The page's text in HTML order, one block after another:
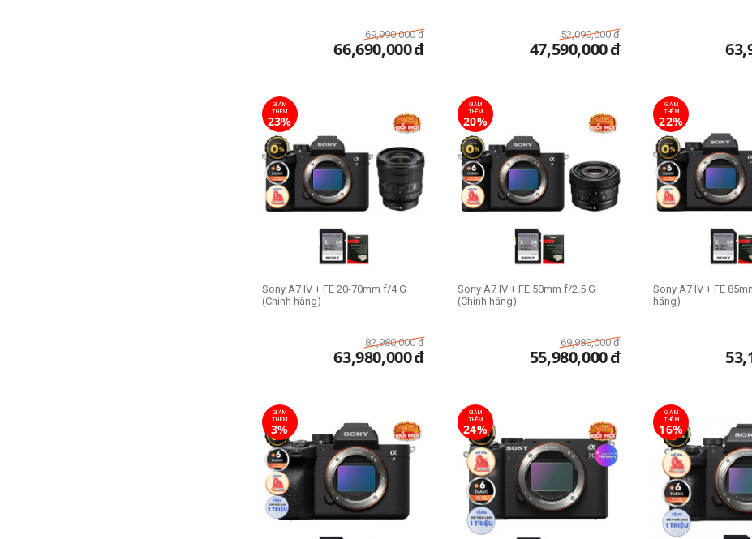
69,990,000 đ
66,690,000đ
52,090,000 đ
47,590,000đ
GIẢM
THÊM
23%
Sony A7 IV + FE 20-70mm f/4 G
(Chính hãng)
82,980,000 đ
63,980,000đ
GIẢM
THÊM
20%
Sony A7 IV + FE 50mm f/2.5 G
(Chính hãng)
69,980,000 đ
55,980,000đ
GIẢM
THÊM
22%
Sony A7 IV + FE
hãng)
GIẢM
THÊM
3%
GIẢM
THÊM
24%
GIẢM
THÊM
16%